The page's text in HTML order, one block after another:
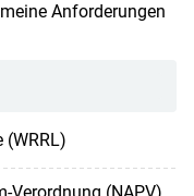
Anforderungen
(WRRL)